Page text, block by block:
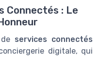
Connectés : Le
services connectés
digitale, qui